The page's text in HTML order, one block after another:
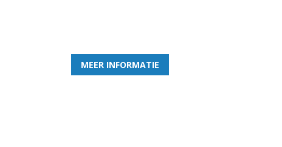
MEER INFORMATIE